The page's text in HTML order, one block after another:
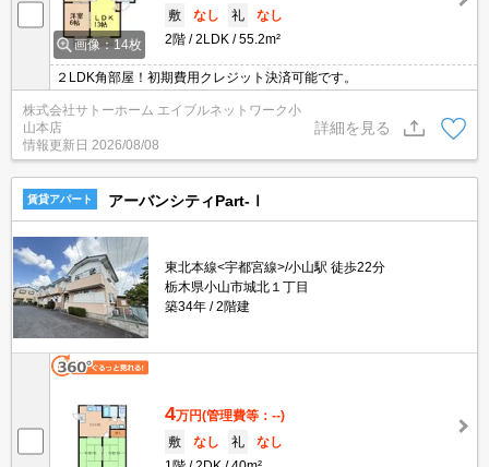
画像：14枚
敷
なし 礼
なし
2階
2LDK 55.2m²
２LDK角部屋！初期費用クレジット決済可能です。
株式会社サトーホーム エイブルネットワーク小
山本店
情報更新日 2026/08/08
詳細を見る
賃貸アパート アーバンシティPart-Ⅰ
東北本線<宇都宮線>/小山駅 徒歩22分
栃木県小山市城北１丁目
築34年
2階建
4万円(管理費等：--)
敷
なし 礼
なし